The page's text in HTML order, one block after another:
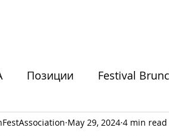
Позиции Festival
поканиMay 29, 2024 4 min read